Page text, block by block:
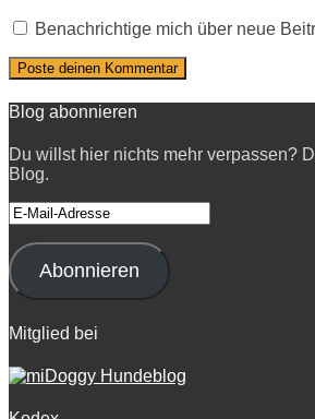
Benachrichtige mich über neue
Blog abonnieren
Du willst hier nichts mehr verpassen?
Blog.
E-
Mail-
Adresse
Abonnieren
Mitglied bei